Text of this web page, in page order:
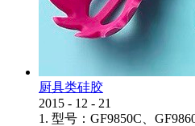
厨具类硅胶
2015 - 12 - 21
1. 型号：GF9850C、